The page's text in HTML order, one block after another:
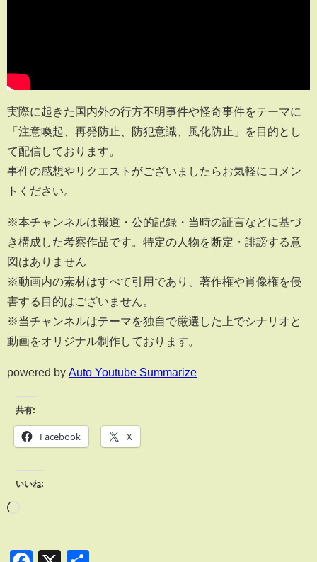
実際に起きた国内外の行方不明事件や怪奇事件をテーマに
「注意喚起、再発防止、防犯意識、風化防止」を目的とし
て配信しております。
事件の感想やリクエストがございましたらお気軽にコメン
トください。
※本チャンネルは報道・公的記録・当時の証言などに基づ
き構成した考察作品です。特定の人物を断定・誹謗する意
図はありません
※動画内の素材はすべて引用であり、著作権や肖像権を侵
害する目的はございません。
※当チャンネルはテーマを独自で厳選した上でシナリオと
動画をオリジナル制作しております。
powered by Auto Youtube Summarize
共有:
Facebook X
いいね: